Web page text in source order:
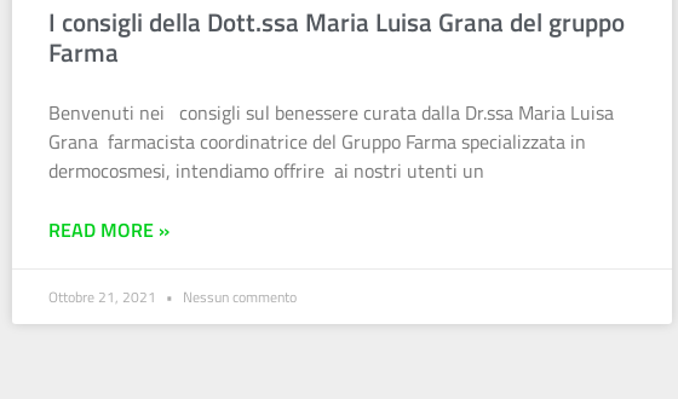
I consigli della Dott.ssa Maria Luisa Grana del gruppo
Farma
Benvenuti nei consigli sul benessere curata dalla Dr.ssa Maria Luisa
Grana farmacista coordinatrice del Gruppo Farma specializzata in
dermocosmesi, intendiamo offrire ai nostri utenti un
READ MORE »
Ottobre 21, 2021 Nessun commento